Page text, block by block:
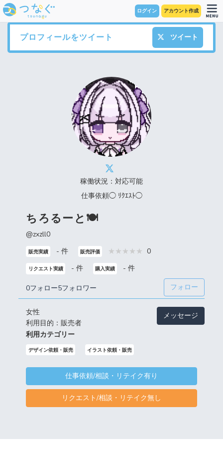
ログイン アカウント作成
プロフィールをツイート ツイート
稼働状況：対応可能
仕事依頼◯ ﾘｸｴｽﾄ◯
ちろるーと🍽
@zxzll0
販売実績 - 件 販売評価 0
リクエスト実績 - 件 購入実績 - 件
0フォロー5フォロワー フォロー
女性
利用目的：販売者
メッセージ
利用カテゴリー
デザイン依頼・販売 イラスト依頼・販売
仕事依頼/相談・リテイク有り
リクエスト/相談・リテイク無し